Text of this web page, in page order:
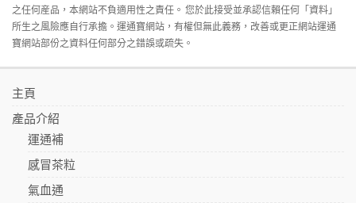
之任何産品，本網站不負適用性之責任。 您於此接受並承認信賴任何「資料」
所生之風險應自行承擔。運通寶網站，有權但無此義務，改善或更正網站運通
寶網站部份之資料任何部分之錯誤或疏失。
主頁
產品介紹
運通補
感冒茶粒
氣血通